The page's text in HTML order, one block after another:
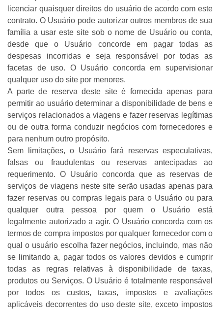
licenciar quaisquer direitos do usuário de acordo com este
contrato. O Usuário pode autorizar outros membros de sua
família a usar este site sob o nome de Usuário ou conta,
desde que o Usuário concorde em pagar todas as
despesas incorridas e seja responsável por todas as
facetas de uso. O Usuário concorda em supervisionar
qualquer uso do site por menores.
A parte de reserva deste site é fornecida apenas para
permitir ao usuário determinar a disponibilidade de bens e
serviços relacionados a viagens e fazer reservas legítimas
ou de outra forma conduzir negócios com fornecedores e
para nenhum outro propósito.
Sem limitações, o Usuário fará reservas especulativas,
falsas ou fraudulentas ou reservas antecipadas ao
requerimento. O Usuário concorda que as reservas de
serviços de viagens neste site serão usadas apenas para
fazer reservas ou compras legais para o Usuário ou para
qualquer outra pessoa por quem o Usuário está
legalmente autorizado a agir. O Usuário concorda com os
termos de compra impostos por qualquer fornecedor com o
qual o usuário escolha fazer negócios, incluindo, mas não
se limitando a, pagar todos os valores devidos e cumprir
todas as regras relativas à disponibilidade de taxas,
produtos ou Serviços. O Usuário é totalmente responsável
por todos os custos, taxas, impostos e avaliações
aplicáveis decorrentes do uso deste site, exceto impostos